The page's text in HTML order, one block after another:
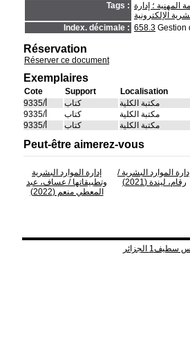
Tags : المهنية ؛ إدارة
الإلكترونية
Index. décimale : 658.3 Gestion
Réservation
Réserver ce document
Exemplaires
Cote Support
Localisation
أ/9335
كتاب
مكتبة الكلية
أ/9335
كتاب
مكتبة الكلية
أ/9335
كتاب مكتبة الكلية
Peut-être aimerez-vous
إدارة الموارد البشرية
وتطبيقاتها / عساف، عبد
المعطي منعم (2022)
الموارد البشرية/
رقام، ليندة (2021)